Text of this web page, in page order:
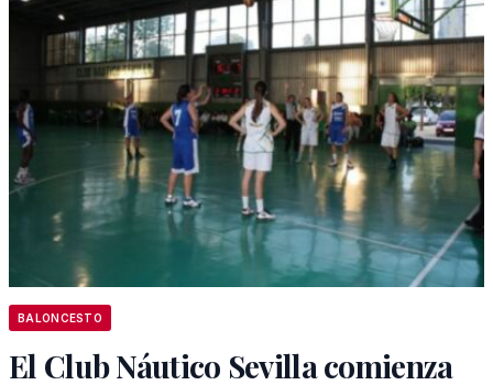
BALONCESTO
El Club Náutico Sevilla comienza